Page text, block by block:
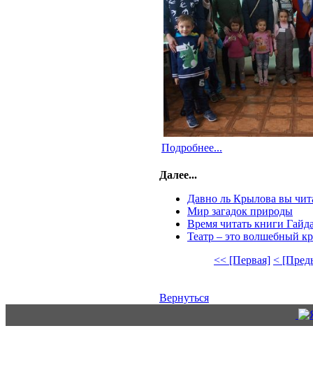
Подробнее...
Далее...
Давно ль Крылова вы
Мир загадок природы
Время читать книги
Театр – это волшебный
<< [Первая] <
Вернуться